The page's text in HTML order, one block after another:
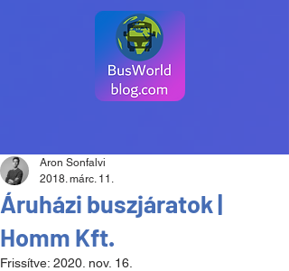
Áruházi buszjáratok |
Homm Kft.
Aron Sonfalvi
2018. márc. 11.
Frissítve: 2020. nov. 16.